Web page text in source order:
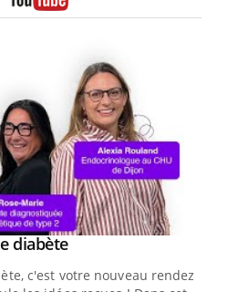
diabèteYoutube
c'est votre nouveau rendez-
sur le bien être global
et de la qualité de vie au